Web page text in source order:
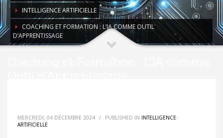
INTELLIGENCE ARTIFICIELLE
COACHING ET FORMATION : L’IA COMME OUTIL
D’APPRENTISSAGE
MERCREDI, 04 DÉCEMBRE 2024 / PUBLISHED IN INTELLIGENCE
ARTIFICIELLE